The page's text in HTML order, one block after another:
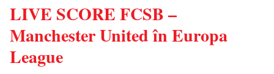
LIVE SCORE FCSB –
Manchester United în Europa
League